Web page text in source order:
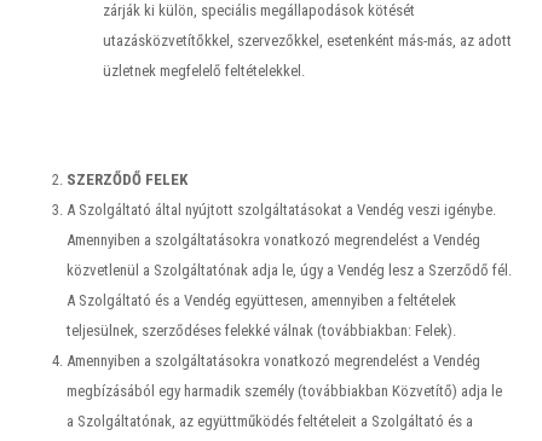
zárják ki külön, speciális megállapodások kötését
utazásközvetítőkkel, szervezőkkel, esetenként más-más, az adott
üzletnek megfelelő feltételekkel.
SZERZŐDŐ FELEK
A Szolgáltató által nyújtott szolgáltatásokat a Vendég veszi igénybe.
Amennyiben a szolgáltatásokra vonatkozó megrendelést a Vendég
közvetlenül a Szolgáltatónak adja le, úgy a Vendég lesz a Szerződő fél.
A Szolgáltató és a Vendég együttesen, amennyiben a feltételek
teljesülnek, szerződéses felekké válnak (továbbiakban: Felek).
Amennyiben a szolgáltatásokra vonatkozó megrendelést a Vendég
megbízásából egy harmadik személy (továbbiakban Közvetítő) adja le
a Szolgáltatónak, az együttműködés feltételeit a Szolgáltató és a